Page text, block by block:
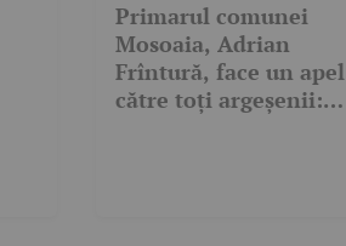
Primarul comunei
Mosoaia, Adrian
Frîntură, face un apel
către toți argeșenii: